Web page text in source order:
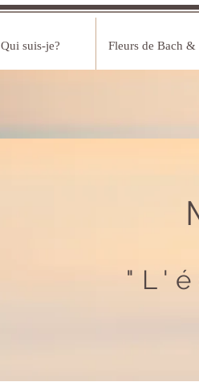
Qui suis-je? Fleurs de Bach